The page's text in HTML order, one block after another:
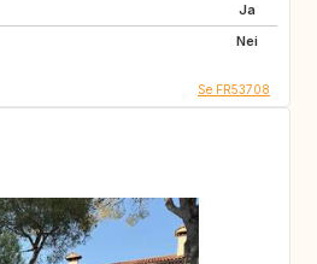
Ja
Nei
Se FR53708